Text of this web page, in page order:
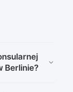
Berlinie?